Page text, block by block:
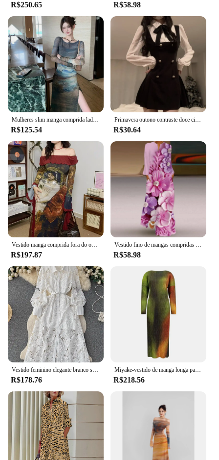
**A Dress for Every Woman**
We understand that every woman is unique, and our
Vestidos longos e fluidos manga longa is designed
to cater to that individuality. Available in a variety
of sizes, this dress is inclusive, making it accessible
to a diverse range of body types. The focus on
comfort and movement means that you can dance
the night away or engage in conversations without
any restrictions. With its elegant design and
practicality, this dress is not just a garment; it's a
statement of empowerment and style.
R$250.65 R$58.98
Mulheres slim manga comprida lado fenda vestido, pintura a óleo, o-pescoço, sexy, elegante, hotsweet, famosa senhora streetwear
R$125.54
Primavera outono contraste doce cintura temperamento pequena fragrância a linha falso vestido de manga comprida de duas peças
R$30.64
Vestido manga comprida fora do ombro feminino, com design exclusivo estampado, vestido retrô emagrecedor, pintura a óleo, início da primavera, sexy, novo
R$197.87
Vestido fino de mangas compridas feminino, decote em v solto, vestidos elegantes, pintura a tinta, impressão 3D, estilo glitzy, festa, novo, verão, 2024
R$58.98
R$178.76
Miyake-vestido de manga longa para as mulheres, gola redonda, moda, pintura a óleo, novo verão, 2024
R$218.56